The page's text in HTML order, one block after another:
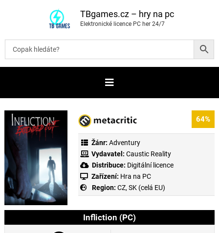
t
b
TBgames.cz – hry na pc
Elektronické licence PC her 24/7
64%
Žánr: Adventury
Vydavatel: Caustic Reality
Distribuce: Digitální licence
Zařízení: Hra na PC
Region: CZ, SK (celá EU)
Infliction (PC)